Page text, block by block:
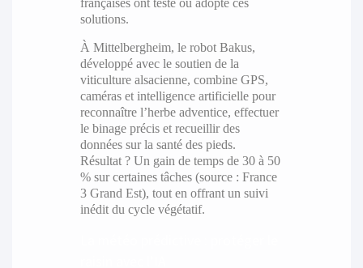
solutions.
À Mittelbergheim, le robot Bakus,
développé avec le soutien de la
viticulture alsacienne, combine GPS,
caméras et intelligence artificielle pour
reconnaître l’herbe adventice, effectuer
le binage précis et recueillir des
données sur la santé des pieds.
Résultat ? Un gain de temps de 30 à 50
% sur certaines tâches (source : France
3 Grand Est), tout en offrant un suivi
inédit du cycle végétatif.